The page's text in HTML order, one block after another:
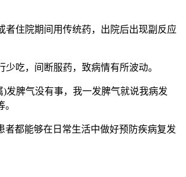
住院期间用传统药，出院后出现副反应
吃，间断服药，致病情有所波动。
脾气没有事，我一发脾气就说我病发
都能够在日常生活中做好预防疾病复发